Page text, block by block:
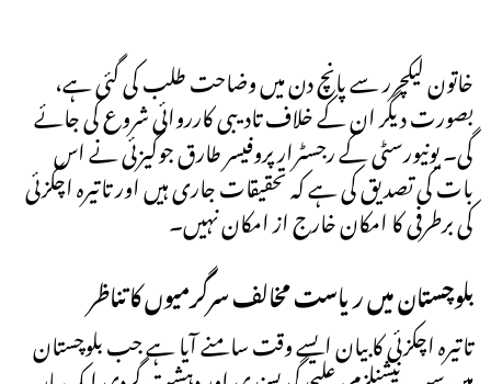
خاتون لیکچرر سے پانچ دن میں وضاحت طلب کی گئی ہے،
بصورت دیگر ان کے خلاف تادیبی کارروائی شروع کی جائے
گی۔ یونیورسٹی کے رجسٹرار پروفیسر طارق جوگیزئی نے اس
بات کی تصدیق کی ہے کہ تحقیقات جاری ہیں اور تاتیرہ اچکزئی
کی برطرفی کا امکان خارج از امکان نہیں۔
بلوچستان میں ریاست مخالف سرگرمیوں کا تناظر
تاتیرہ اچکزئی کا بیان ایسے وقت سامنے آیا ہے جب بلوچستان